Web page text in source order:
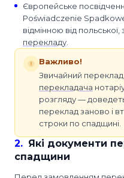
Європейське
Poświadczenie
відмінною від
перекладу
Важливо!
Звичайний
перекладача
розгляду —
переклад заново і
строки по спадщині.
2. Які документи
спадщини